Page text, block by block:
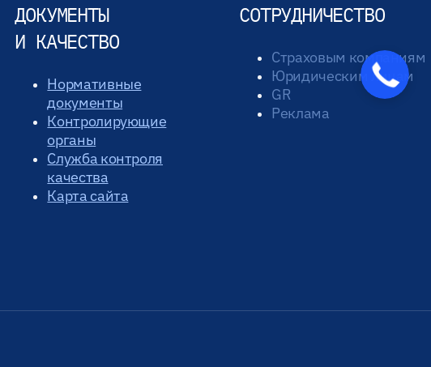
ДОКУМЕНТЫ
И КАЧЕСТВО
Нормативные
документы
Контролирующие
органы
Служба контроля
качества
Карта сайта
СОТРУДНИЧЕСТВО
Страховым компаниям
Юридическим лицам
GR
Реклама
Закажите
звонок